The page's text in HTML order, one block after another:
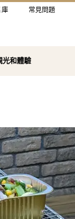
庫 常見問題
光和體驗